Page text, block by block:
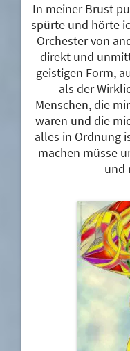
In meiner Brust
spürte und hörte
Orchester von
direkt und
geistigen Form,
als der
Menschen, die
waren und die
alles in Ordnung
machen müsse
und